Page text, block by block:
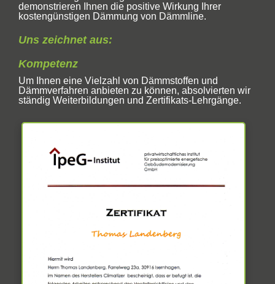
demonstrieren Ihnen die positive Wirkung Ihrer
kostengünstigen Dämmung von Dämmline.
Uns zeichnet aus:
Kompetenz
Um Ihnen eine Vielzahl von Dämmstoffen und
Dämmverfahren anbieten zu können, absolvierten wir
ständig Weiterbildungen und Zertifikats-Lehrgänge.